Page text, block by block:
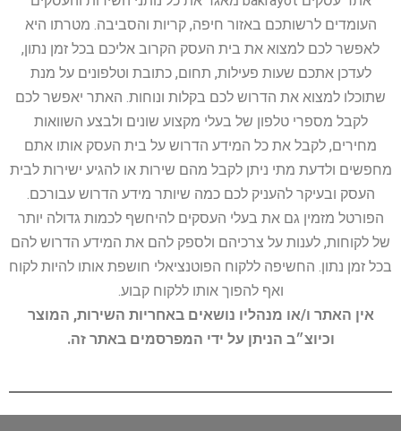
העומדים לרשותכם באזור חיפה, קריות והסביבה. מטרתו היא
לאפשר לכם למצוא את בית העסק הקרוב אליכם בכל זמן נתון,
לעדכן אתכם שעות פעילות, תחום, כתובת וטלפונים על מנת
שתוכלו למצוא את הדרוש לכם בקלות ונוחות. האתר יאפשר לכם
לקבל מספרי טלפון של בעלי מקצוע שונים ולבצע השוואות
מחירים, לקבל את כל המידע הדרוש על בית העסק אותו אתם
מחפשים ולדעת מתי ניתן לקבל מהם שירות או להגיע ישירות לבית
העסק ובעיקר להעניק לכם כמה שיותר מידע הדרוש עבורכם.
הפורטל מזמין גם את בעלי העסקים להיחשף לכמות גדולה יותר
של לקוחות, לענות על צרכיהם ולספק להם את המידע הדרוש להם
בכל זמן נתון. החשיפה ללקוח הפוטנציאלי חושפת אותו להיות לקוח
ואף להפוך אותו ללקוח קבוע.
אין האתר ו/או מנהליו נושאים באחריות השירות, המוצר
וכיוצ״ב הניתן על ידי המפרסמים באתר זה.